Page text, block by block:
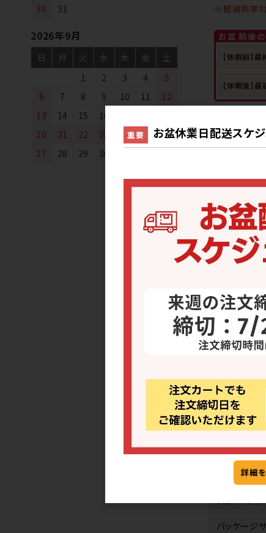
軽減税率
お盆 前後
【休暇前】
【休暇後】
サンプル
送料を確
お盆 前後
【休暇前】
【休暇後】
商品管理番
1個サイズ(
パッケージ
30
31
2026年9月
日 月 火 水 木 金
土
1
2 3 4
5
6
7 8 9 10 11
12
13
14 15 16
20
21 22 23 24 25
26
27
28 29 30
重要 お盆休業日配送スケ
詳細